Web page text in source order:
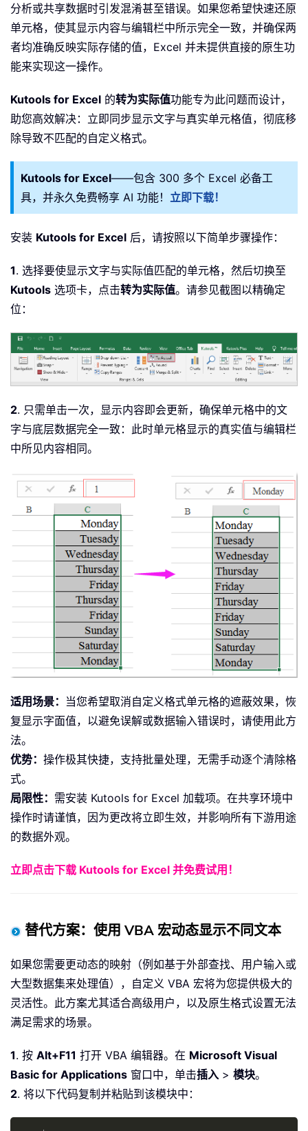
分析或共享数据时引发混淆甚至错误。如果您希望快速还原
单元格，使其显示内容与编辑栏中所示完全一致，并确保两
者均准确反映实际存储的值，Excel 并未提供直接的原生功
能来实现这一操作。
Kutools for Excel 的转为实际值功能专为此问题而设计，
助您高效解决：立即同步显示文字与真实单元格值，彻底移
除导致不匹配的自定义格式。
Kutools for Excel——包含 300 多个 Excel 必备工
具，并永久免费畅享 AI 功能！ 立即下载！
安装 Kutools for Excel 后，请按照以下简单步骤操作：
1. 选择要使显示文字与实际值匹配的单元格，然后切换至
Kutools 选项卡，点击转为实际值。请参见截图以精确定
位：
2. 只需单击一次，显示内容即会更新，确保单元格中的文
字与底层数据完全一致：此时单元格显示的真实值与编辑栏
中所见内容相同。
适用场景： 当您希望取消自定义格式单元格的遮蔽效果，恢
复显示字面值，以避免误解或数据输入错误时，请使用此方
法。
优势： 操作极其快捷，支持批量处理，无需手动逐个清除格
式。
局限性： 需安装 Kutools for Excel 加载项。在共享环境中
操作时请谨慎，因为更改将立即生效，并影响所有下游用途
的数据外观。
立即点击下载 Kutools for Excel 并免费试用！
替代方案：使用 VBA 宏动态显示不同文本
如果您需要更动态的映射（例如基于外部查找、用户输入或
大型数据集来处理值），自定义 VBA 宏将为您提供极大的
灵活性。此方案尤其适合高级用户，以及原生格式设置无法
满足需求的场景。
1. 按 Alt+F11 打开 VBA 编辑器。在 Microsoft Visual
Basic for Applications 窗口中，单击插入 > 模块。
2. 将以下代码复制并粘贴到该模块中：